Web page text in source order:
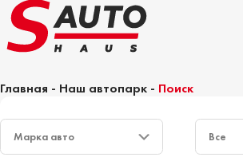
Главная - Наш автопарк - Поиск